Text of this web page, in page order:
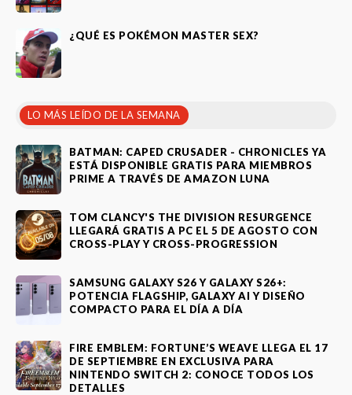
¿QUÉ ES POKÉMON MASTER SEX?
LO MÁS LEÍDO DE LA SEMANA
BATMAN: CAPED CRUSADER - CHRONICLES YA
ESTÁ DISPONIBLE GRATIS PARA MIEMBROS
PRIME A TRAVÉS DE AMAZON LUNA
TOM CLANCY'S THE DIVISION RESURGENCE
LLEGARÁ GRATIS A PC EL 5 DE AGOSTO CON
CROSS-PLAY Y CROSS-PROGRESSION
SAMSUNG GALAXY S26 Y GALAXY S26+:
POTENCIA FLAGSHIP, GALAXY AI Y DISEÑO
COMPACTO PARA EL DÍA A DÍA
FIRE EMBLEM: FORTUNE’S WEAVE LLEGA EL 17
DE SEPTIEMBRE EN EXCLUSIVA PARA
NINTENDO SWITCH 2: CONOCE TODOS LOS
DETALLES